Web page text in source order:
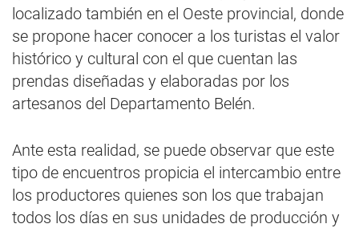
localizado también en el Oeste provincial, donde
se propone hacer conocer a los turistas el valor
histórico y cultural con el que cuentan las
prendas diseñadas y elaboradas por los
artesanos del Departamento Belén.
Ante esta realidad, se puede observar que este
tipo de encuentros propicia el intercambio entre
los productores quienes son los que trabajan
todos los días en sus unidades de producción y